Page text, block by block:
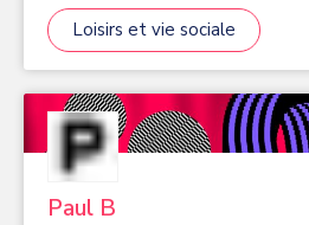
Loisirs et vie sociale
Paul B